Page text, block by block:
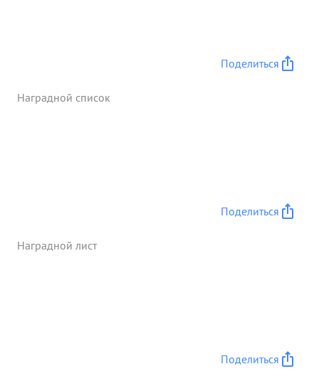
командования и проявленную личную смелость и
Поделиться
Наградной список
Поделиться
Наградной лист
Поделиться